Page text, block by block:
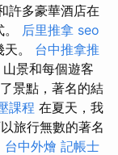
許多豪華酒店在
后里推拿 seo
。 台中推拿推
景和每個遊客
景點，著名的結
課程 在夏天，我
旅行無數的著名
台中外燴 記帳士